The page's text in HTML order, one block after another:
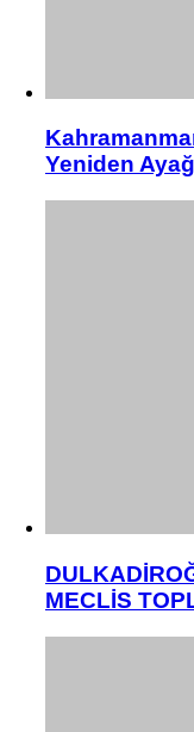
Yeniden
MECLİS